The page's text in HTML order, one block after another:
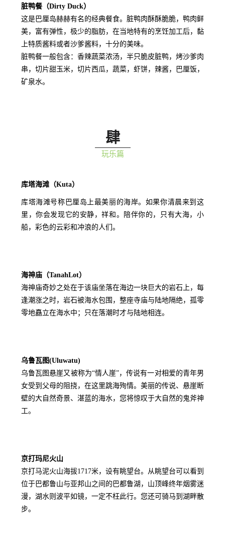
脏鸭餐（Dirty Duck）
这是巴厘岛赫赫有名的经典餐食。脏鸭肉酥酥脆脆，鸭肉鲜
美，富有弹性，极少的脂肪，在当地特有的烹饪加工后，黏
上特质酱料或者沙爹酱料，十分的美味。
脏鸭餐一般包含：香辣蔬菜浓汤，半只脆皮脏鸭，烤沙爹肉
串，切片甜玉米，切片西瓜，蔬菜，虾饼，辣酱，巴厘饭，
矿泉水。
肆
玩乐篇
库塔海滩（Kuta）
库塔海滩号称巴厘岛上最美丽的海岸。如果你清晨来到这
里，你会发现它的安静，祥和。陪伴你的，只有大海，小
船，彩色的云彩和冲浪的人们。
海神庙（TanahLot）
海神庙奇妙之处在于该庙坐落在海边一块巨大的岩石上，每
逢潮涨之时，岩石被海水包围，整座寺庙与陆地隔绝，孤零
零地矗立在海水中；只在落潮时才与陆地相连。
乌鲁瓦图(Uluwatu)
乌鲁瓦图悬崖又被称为“情人崖”，传说有一对相爱的青年男
女受到父母的阻挠，在这里跳海殉情。美丽的传说、悬崖断
壁的大自然奇景、湛蓝的海水，您将惊叹于大自然的鬼斧神
工。
京打玛尼火山
京打马泥火山海拔1717米，设有眺望台。从眺望台可以看到
位于巴都鲁山与亚邦山之间的巴都鲁湖，山顶峰终年烟雾迷
漫，湖水则波平如镜，一定不枉此行。您还可骑马到湖畔散
步。